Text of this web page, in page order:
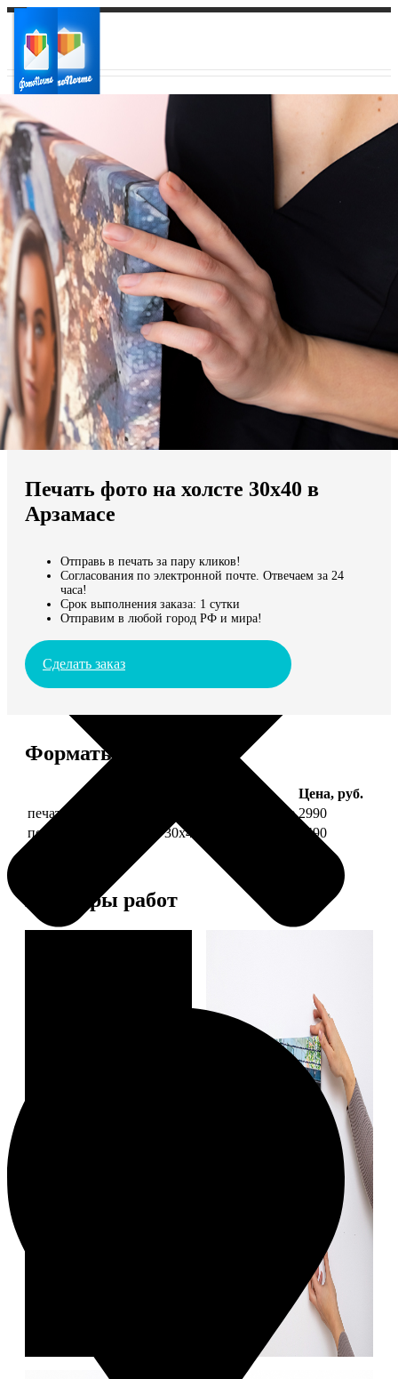
Ваш город:
Ваш регион доставки
Выберите из списка:
Мы доставляем по всему миру
Продолжить без города
Печать фото на холсте 30х40 в
Арзамасе
Отправь в печать за пару кликов!
Согласования по электронной почте. Отвечаем за 24
часа!
Срок выполнения заказа: 1 сутки
Отправим в любой город РФ и мира!
Сделать заказ
Форматы и цены
Цена, руб.
печать фото на холсте 30х40 на подрамнике 2990
печать фото на холсте 30х40 в раме
5490
Примеры работ